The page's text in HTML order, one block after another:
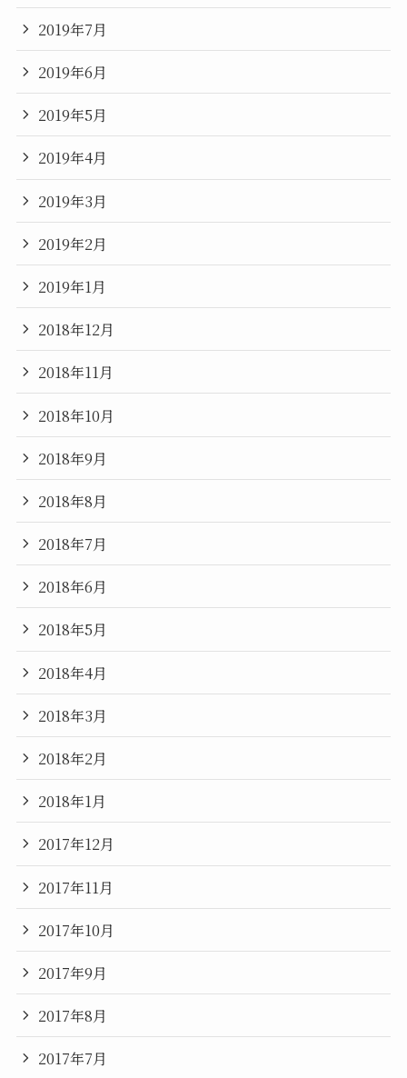
2019年7月
2019年6月
2019年5月
2019年4月
2019年3月
2019年2月
2019年1月
2018年12月
2018年11月
2018年10月
2018年9月
2018年8月
2018年7月
2018年6月
2018年5月
2018年4月
2018年3月
2018年2月
2018年1月
2017年12月
2017年11月
2017年10月
2017年9月
2017年8月
2017年7月